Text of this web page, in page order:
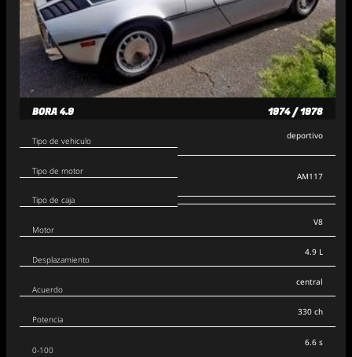
BORA 4.9 1974 / 1978
Tipo de vehiculo
Tipo de motor
Tipo de caja
deportivo
AM117
Motor
Desplazamiento
Acuerdo
V8
4.9 L
central
Potencia
0-100
330 ch
6.6 s